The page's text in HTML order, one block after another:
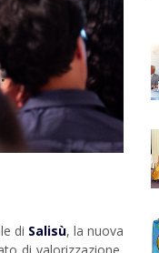
di Salisù, la nuova